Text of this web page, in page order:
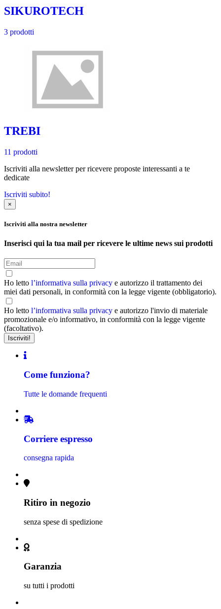
SIKUROTECH
3 prodotti
TREBI
11 prodotti
Iscriviti alla newsletter per ricevere proposte interessanti a te
dedicate
Iscriviti subito!
×
Iscriviti alla nostra newsletter
Inserisci qui la tua mail per ricevere le ultime news sui prodotti
Ho letto l’informativa sulla privacy e autorizzo il trattamento dei
miei dati personali, in conformità con la legge vigente (obbligatorio).
Ho letto l’informativa sulla privacy e autorizzo l'invio di materiale
promozionale e/o informativo, in conformità con la legge vigente
(facoltativo).
Come funziona?
Tutte le domande frequenti
Corriere espresso
consegna rapida
Ritiro in negozio
senza spese di spedizione
Garanzia
su tutti i prodotti